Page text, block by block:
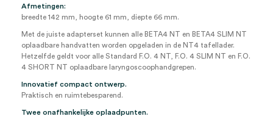
Afmetingen:
breedte 142 mm, hoogte 61 mm, diepte 66 mm.
Met de juiste adapterset kunnen alle BETA4 NT en BETA4 SLIM NT
oplaadbare handvatten worden opgeladen in de NT4 tafellader.
Hetzelfde geldt voor alle Standard F.O. 4 NT, F.O. 4 SLIM NT en F.O.
4 SHORT NT oplaadbare laryngoscoophandgrepen.
Innovatief compact ontwerp.
Praktisch en ruimtebesparend.
Twee onafhankelijke oplaadpunten.